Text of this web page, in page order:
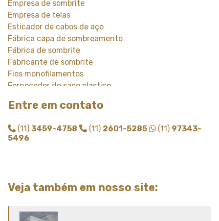
Empresa de sombrite
Empresa de telas
Esticador de cabos de aço
Fábrica capa de sombreamento
Fábrica de sombrite
Fabricante de sombrite
Fios monofilamentos
Fornecedor de saco plastico
Fornecedor de sombrite
Instalação de tela de sombrite
Saco plastico transparente sob medida
Sombreamento para estacionamento
Entre em contato
(11) 3459-4758 (11) 2601-5285 (11) 97343-
5496
Veja também em nosso site: